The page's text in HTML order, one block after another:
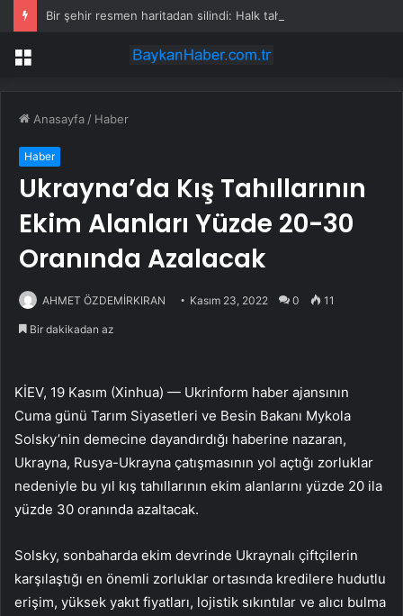
Bir şehir resmen haritadan silindi: Halk tahliye edildi
Menü
Anasayfa / Haber
Haber
Ukrayna’da Kış Tahıllarının
Ekim Alanları Yüzde 20-30
Oranında Azalacak
AHMET ÖZDEMİRKIRAN Kasım 23, 2022 0 11
Bir dakikadan az
KİEV, 19 Kasım (Xinhua) — Ukrinform haber ajansının
Cuma günü Tarım Siyasetleri ve Besin Bakanı Mykola
Solsky’nin demecine dayandırdığı haberine nazaran,
Ukrayna, Rusya-Ukrayna çatışmasının yol açtığı zorluklar
nedeniyle bu yıl kış tahıllarının ekim alanlarını yüzde 20 ila
yüzde 30 oranında azaltacak.
Solsky, sonbaharda ekim devrinde Ukraynalı çiftçilerin
karşılaştığı en önemli zorluklar ortasında kredilere hudutlu
erişim, yüksek yakıt fiyatları, lojistik sıkıntılar ve alıcı bulma